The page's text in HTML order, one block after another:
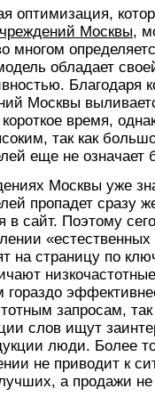
оптимизация,
Москвы,
многом
обладает
Благодаря
Москвы
время,
так как
еще не
Москвы уже
пропадет сразу
в сайт. Поэтому
на страницу по
гораздо
запросам,
слов ищут
люди. Более
не приводит к
а продажи не